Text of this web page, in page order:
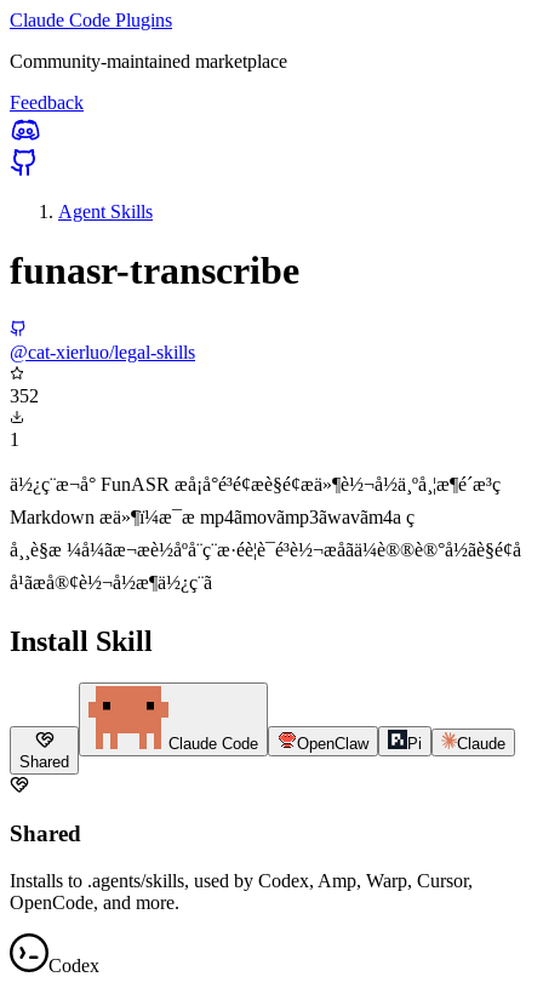
Claude Code Plugins
Community-maintained marketplace
Feedback
Agent Skills
funasr-transcribe
@cat-xierluo/legal-skills
352
1
ä½¿ç¨æ¬å° FunASR æå¡å°é³é¢æè§é¢æä»¶è½¬å½ä¸ºå¸¦æ¶é´æ³ç
Markdown æä»¶ï¼æ¯æ mp4ãmovãmp3ãwavãm4a ç­
å¸¸è§æ ¼å¼ãæ¬æè½åºå¨ç¨æ·éè¦è¯­é³è½¬æå­ãä¼è®®è®°å½ãè§é¢å­
å¹ãæ­å®¢è½¬å½æ¶ä½¿ç¨ã
Install Skill
Shared
Claude Code OpenClaw Pi Claude
Shared
Installs to .agents/skills, used by Codex, Amp, Warp, Cursor,
OpenCode, and more.
Codex